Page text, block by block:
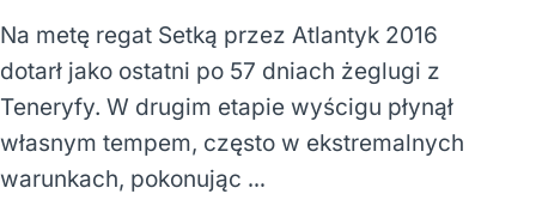
Na metę regat Setką przez Atlantyk 2016
dotarł jako ostatni po 57 dniach żeglugi z
Teneryfy. W drugim etapie wyścigu płynął
własnym tempem, często w ekstremalnych
warunkach, pokonując …